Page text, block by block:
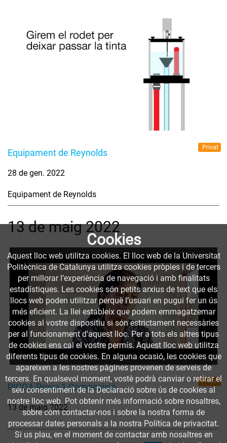
Equipament de Reynolds
Privat
28 de gen. 2022
Equipament de Reynolds
13 de maig 2022
PICOA Prova 1 Composició
Privat
13 de maig 2022
Cookies
Aquest lloc web utilitza cookies. El lloc web de la Universitat
Politècnica de Catalunya utilitza cookies pròpies i de tercers
per millorar l’experiència de navegació i amb finalitats
estadístiques. Les cookies són petits arxius de text que els
llocs web poden utilitzar perquè l’usuari en pugui fer un ús
més eficient. La llei estableix que podem emmagatzemar
cookies al vostre dispositiu si són estrictament necessàries
per al funcionament d'aquest lloc. Per a tots els altres tipus
de cookies ens cal el vostre permís. Aquest lloc web utilitza
diferents tipus de cookies. En alguna ocasió, les cookies que
apareixen a les nostres pàgines provenen de serveis de
tercers. En qualsevol moment, vostè podrà canviar o retirar el
seu consentiment de la Declaració sobre ús de cookies al
nostre lloc web. Pot obtenir més informació sobre nosaltres,
sobre cóm contactar-nos i sobre la nostra forma de
processar dates personals a la nostra Política de privacitat.
Si us plau, en el moment de contactar amb nosaltres en